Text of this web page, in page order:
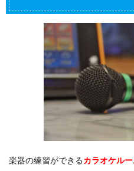
楽器の練習ができるカラオケル